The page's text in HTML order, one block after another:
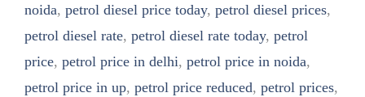
noida, petrol diesel price today, petrol diesel prices,
petrol diesel rate, petrol diesel rate today, petrol
price, petrol price in delhi, petrol price in noida,
petrol price in up, petrol price reduced, petrol prices,